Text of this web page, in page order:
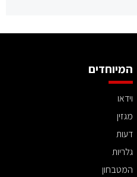
המיוחדים
וידאו
מגזין
דעות
גלריות
המטבחון